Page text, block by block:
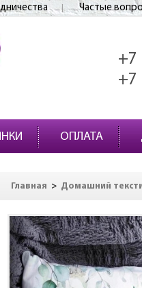
Частые
+7
+7
ОПЛАТА
Главная > Домашний